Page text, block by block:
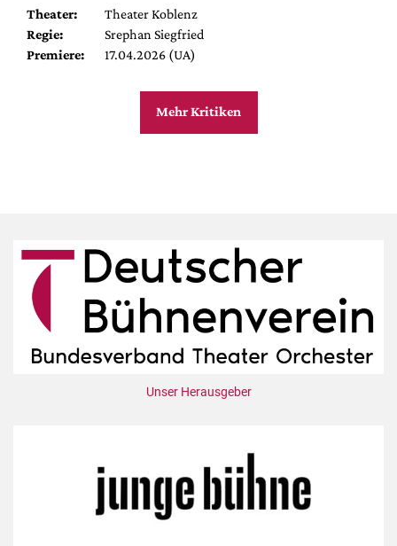
Theater:
Theater Koblenz
Regie:
Srephan Siegfried
Premiere:
17.04.2026 (UA)
Mehr Kritiken
Unser Herausgeber